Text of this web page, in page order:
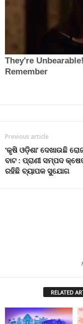
Previous article
‘କୃଷି ଓଡ଼ିଶା’ ଦେଖାଉଛି
ବାଟ : ପ୍ରାଣୀ ସମ୍ପଦ
ରହିଛି ବ୍ୟାପକ ସୁଯୋଗ
RELATED